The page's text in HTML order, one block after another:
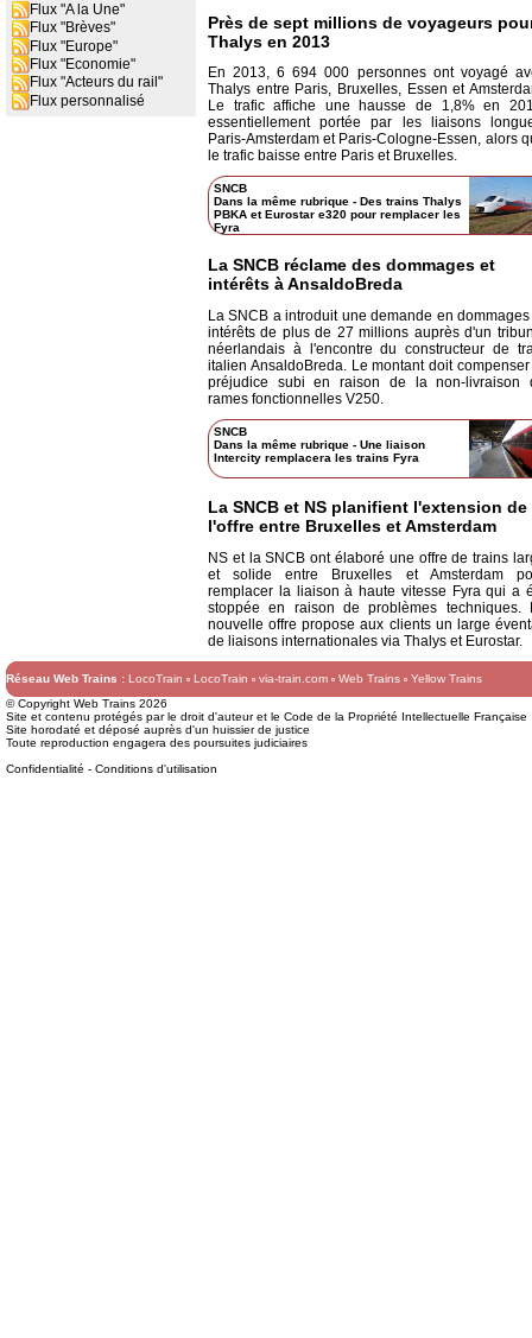
Flux "A la Une"
Flux "Brèves"
Flux "Europe"
Flux "Economie"
Flux "Acteurs du rail"
Flux personnalisé
Près de sept millions de voyageurs
Thalys en 2013
En 2013, 6 694 000 personnes ont voyagé
Thalys entre Paris, Bruxelles, Essen et
Le trafic affiche une hausse de 1,8% en
essentiellement portée par les liaisons
Paris-Amsterdam et Paris-Cologne-Essen, alors
le trafic baisse entre Paris et Bruxelles.
SNCB
Dans la même rubrique - Des trains Thalys
PBKA et Eurostar e320 pour remplacer les
Fyra
La SNCB réclame des dommages et
intérêts à AnsaldoBreda
La SNCB a introduit une demande en
intérêts de plus de 27 millions auprès d'un
néerlandais à l'encontre du constructeur de
italien AnsaldoBreda. Le montant doit
préjudice subi en raison de la non-livraison
rames fonctionnelles V250.
SNCB
Dans la même rubrique - Une liaison
Intercity remplacera les trains Fyra
La SNCB et NS planifient l'extension de
l'offre entre Bruxelles et Amsterdam
NS et la SNCB ont élaboré une offre de trains
et solide entre Bruxelles et Amsterdam
remplacer la liaison à haute vitesse Fyra qui a
stoppée en raison de problèmes techniques.
nouvelle offre propose aux clients un large
de liaisons internationales via Thalys et Eurostar.
Réseau Web Trains : LocoTrain LocoTrain via-train.com Web Trains
Yellow Trains
© Copyright Web Trains 2026
Site et contenu protégés par le droit d'auteur et le Code de la Propriété Intellectuelle Française
Site horodaté et déposé auprès d'un huissier de justice
Toute reproduction engagera des poursuites judiciaires
Confidentialité - Conditions d'utilisation